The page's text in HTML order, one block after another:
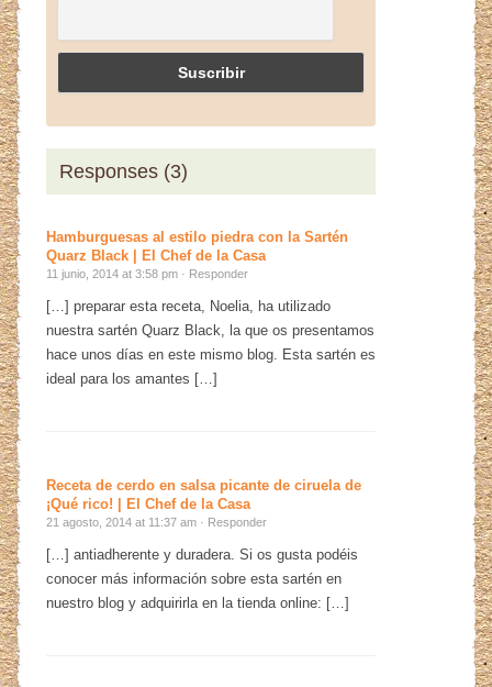
Responses (3)
Hamburguesas al estilo piedra con la Sartén
Quarz Black | El Chef de la Casa
11 junio, 2014 at 3:58 pm · Responder
[…] preparar esta receta, Noelia, ha utilizado
nuestra sartén Quarz Black, la que os presentamos
hace unos días en este mismo blog. Esta sartén es
ideal para los amantes […]
Receta de cerdo en salsa picante de ciruela de
¡Qué rico! | El Chef de la Casa
21 agosto, 2014 at 11:37 am · Responder
[…] antiadherente y duradera. Si os gusta podéis
conocer más información sobre esta sartén en
nuestro blog y adquirirla en la tienda online: […]